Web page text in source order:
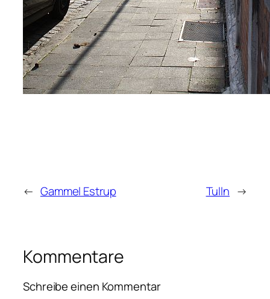
← Gammel Estrup Tulln →
Kommentare
Schreibe einen Kommentar